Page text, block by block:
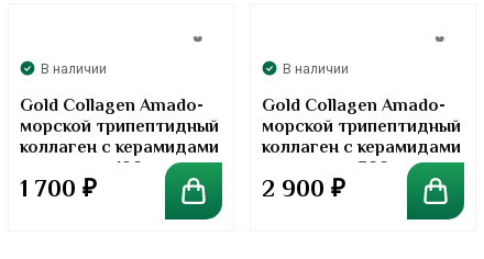
В наличии
Gold Collagen Amado-
морской трипептидный
коллаген с керамидами
в порошке. 100 грамм
1 700 ₽
В наличии
Gold Collagen Amado-
морской трипептидный
коллаген с керамидами
в порошке. 300 грамм
2 900 ₽